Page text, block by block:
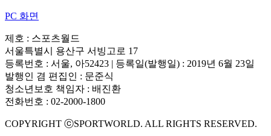
PC 화면
제호 : 스포츠월드
서울특별시 용산구 서빙고로 17
등록번호 : 서울, 아52423 | 등록일(발행일) : 2019년 6월 23일
발행인 겸 편집인 : 문준식
청소년보호 책임자 : 배진환
전화번호 : 02-2000-1800
COPYRIGHT ⓒSPORTWORLD. ALL RIGHTS RESERVED.